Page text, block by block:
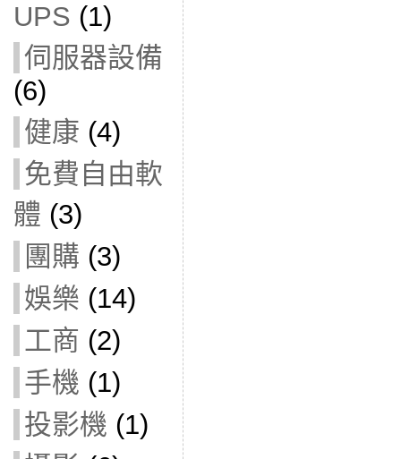
UPS (1)
伺服器設備
(6)
健康 (4)
免費自由軟
體 (3)
團購 (3)
娛樂 (14)
工商 (2)
手機 (1)
投影機 (1)